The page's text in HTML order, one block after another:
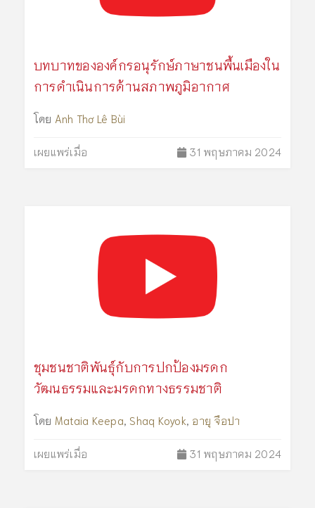
บทบาทขององค์กรอนุรักษ์ภาษาชนพื้นเมืองใน
การดำเนินการด้านสภาพภูมิอากาศ
โดย Anh Thơ Lê Bùi
เผยแพร่เมื่อ 31 พฤษภาคม 2024
ชุมชนชาติพันธุ์กับการปกป้องมรดก
วัฒนธรรมและมรดกทางธรรมชาติ
โดย Mataia Keepa Shaq Koyok อายุ จือปา
เผยแพร่เมื่อ 31 พฤษภาคม 2024